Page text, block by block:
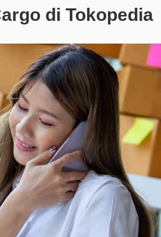
di Tokopedia